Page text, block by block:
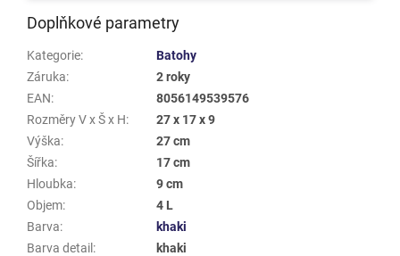
Doplňkové parametry
Kategorie:
Batohy
Záruka:
2 roky
EAN:
8056149539576
Rozměry V x Š x H:
27 x 17 x 9
Výška:
27 cm
Šířka:
17 cm
Hloubka:
9 cm
Objem:
4 L
Barva:
khaki
Barva detail :
khaki